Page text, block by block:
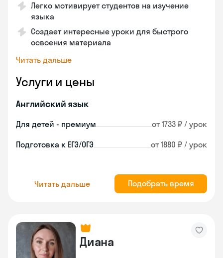
Легко мотивирует студентов на изучение
языка
Создает интересные уроки для быстрого
освоения материала
Читать дальше
Услуги и цены
Английский язык
Для детей - премиум от 1733 ₽ / урок
Подготовка к ЕГЭ/ОГЭ от 1880 ₽ / урок
Читать дальше Подобрать время
Диана